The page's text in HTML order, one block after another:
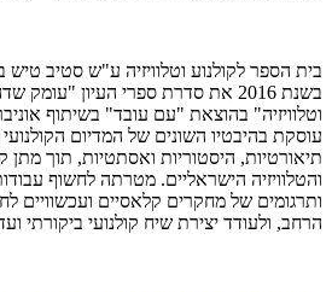
בית הספר לקולנוע וטלוויזיה ע"ש סטיב טיש
בשנת 2016 את סדרת ספרי העיון
וטלוויזיה" בהוצאת "עם עובד" בשיתוף
עוסקת בהיבטיו השונים של המדיום
תיאורטיות, היסטוריות ואסתטיות, תוך מתן
והטלוויזיה הישראליים. מטרתה לחשוף
ותרגומים של מחקרים קלאסיים ועכשוויים
הרחב, ולעודד יצירת שיח קולנועי ביקורתי